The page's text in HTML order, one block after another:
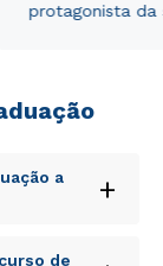
protagonista da
a
+
error sit
de